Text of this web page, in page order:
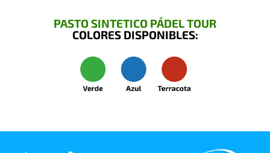
PASTO SINTETICO PÁDEL TOUR
COLORES DISPONIBLES: